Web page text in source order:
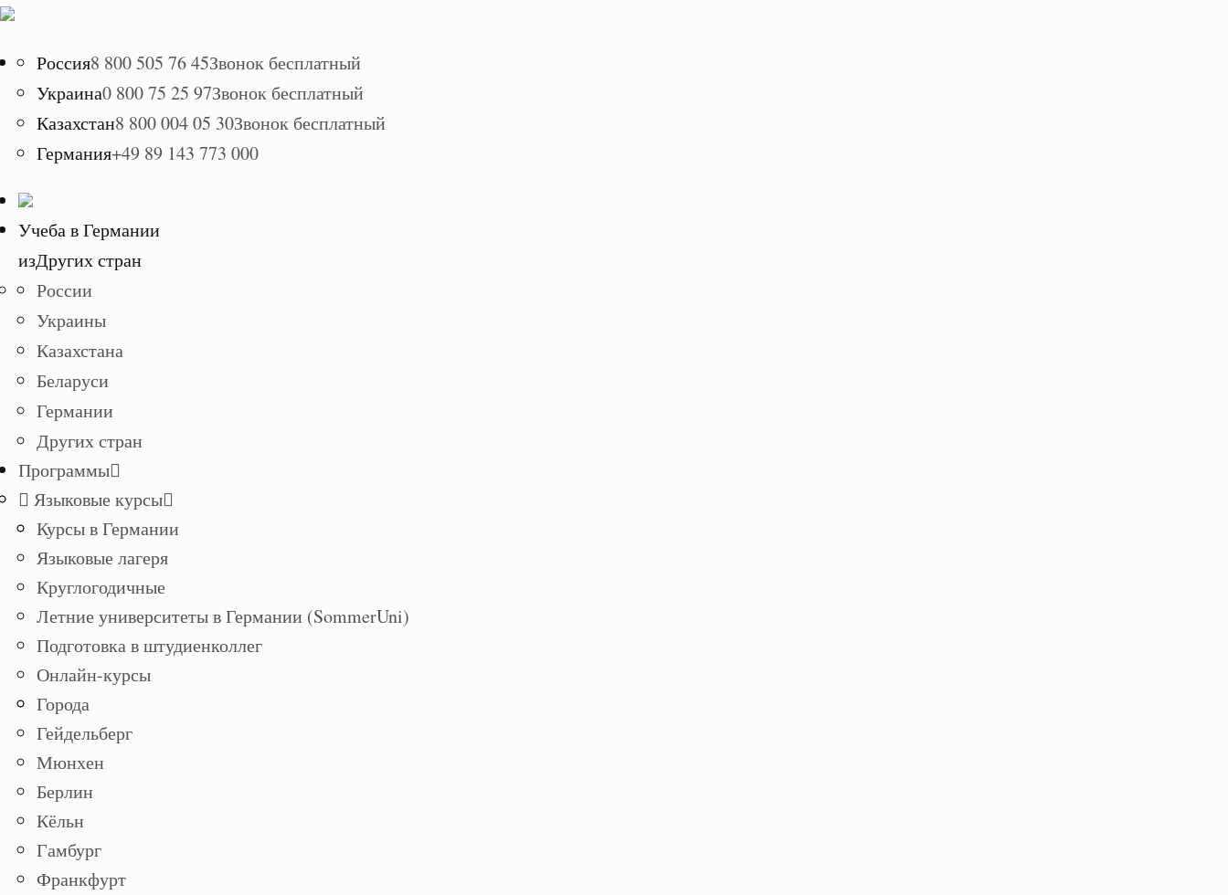
Россия8 800 505 76 45Звонок бесплатный
Украина0 800 75 25 97Звонок бесплатный
Казахстан8 800 004 05 30Звонок бесплатный
Германия+49 89 143 773 000
Учеба в Германии
изДругих стран
России
Украины
Казахстана
Беларуси
Германии
Других стран
Программы
Языковые курсы
Курсы в Германии
Языковые лагеря
Круглогодичные
Летние университеты в Германии (SommerUni)
Подготовка в штудиенколлег
Онлайн-курсы
Города
Гейдельберг
Мюнхен
Берлин
Кёльн
Гамбург
Франкфурт